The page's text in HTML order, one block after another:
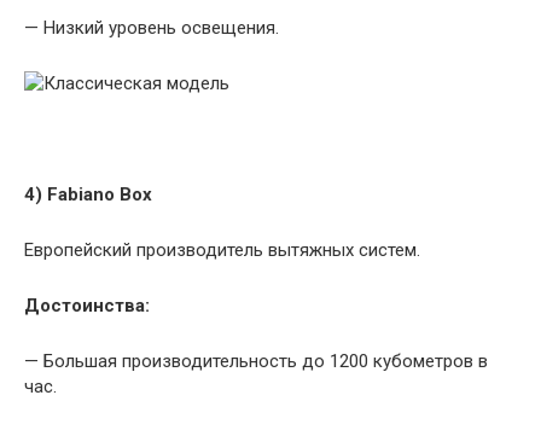
— Низкий уровень освещения.
4) Fabiano Box
Европейский производитель вытяжных систем.
Достоинства:
— Большая производительность до 1200 кубометров в
час.